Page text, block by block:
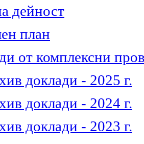
дейност
план
от комплексни
доклади - 2025 г.
доклади - 2024 г.
доклади - 2023 г.